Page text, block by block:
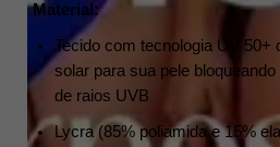
Material:
Tecido com tecnologia UV 50+
solar para sua pele
de raios UVB
Lycra (85% poliamida e 15%